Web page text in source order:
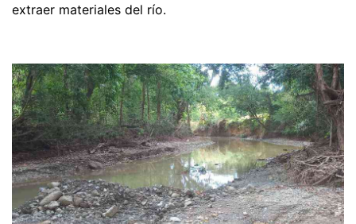
extraer materiales del río.